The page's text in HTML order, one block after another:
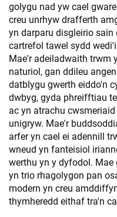
golygu nad yw cael
creu unrhyw drafferth
yn darparu disgleirio sain
cartrefol tawel sydd
Mae'r adeiladwaith trwm
naturiol, gan ddileu
datblygu gwerth eiddo'n
dwbyg, gyda phreifftiau
ac yn atrachu
unigryw. Mae'r
arfer yn cael ei adennill
wneud yn fanteisiol
werthu yn y dyfodol.
yn trio rhagolygon pan
modern yn creu
thymheredd eithaf tra'n